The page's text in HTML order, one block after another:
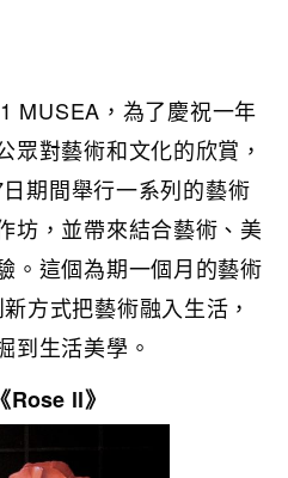
MUSEA，為了慶祝一年
眾對藝術和文化的欣賞，
期間舉行一系列的藝術
坊，並帶來結合藝術、美
。這個為期一個月的藝術
方式把藝術融入生活，
到生活美學。
Rose ll》